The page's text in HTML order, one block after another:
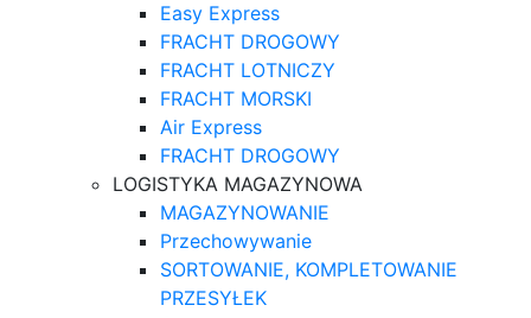
Easy Express
FRACHT DROGOWY
FRACHT LOTNICZY
FRACHT MORSKI
Air Express
FRACHT DROGOWY
LOGISTYKA MAGAZYNOWA
MAGAZYNOWANIE
Przechowywanie
SORTOWANIE, KOMPLETOWANIE
PRZESYŁEK